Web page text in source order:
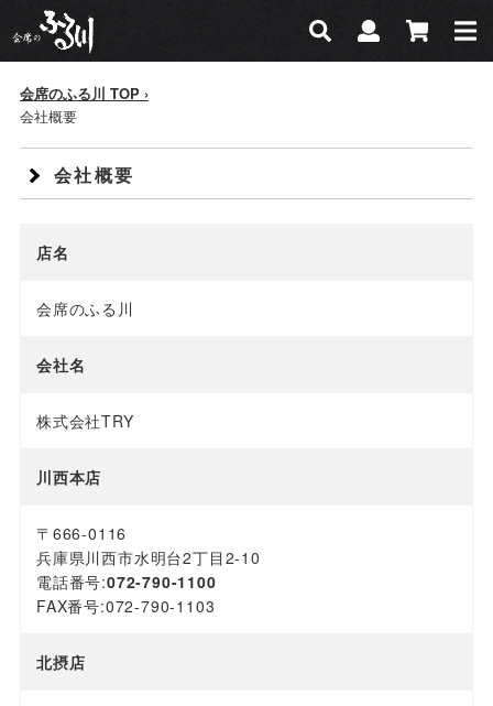
検索 マイページ
カー
検索
会席のふる川 TOP
会社概要
会社概要
店名
会席のふる川
会社名
株式会社TRY
川西本店
〒666-0116
兵庫県川西市水明台2丁目2-10
電話番号:072-790-1100
FAX番号:072-790-1103
北摂店